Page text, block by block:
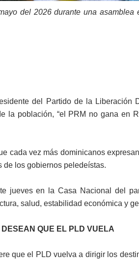
del 2026 durante una
del Partido de la Liberación
la población, “el PRM no gana en
cada vez más dominicanos
de los gobiernos peledeístas.
jueves en la Casa Nacional del
salud, estabilidad económica y
QUE EL PLD VUELA
que el PLD vuelva a dirigir los